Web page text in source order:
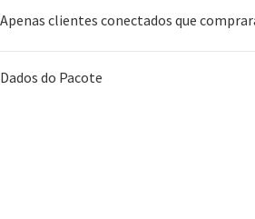
Apenas clientes conectados que
Dados do Pacote